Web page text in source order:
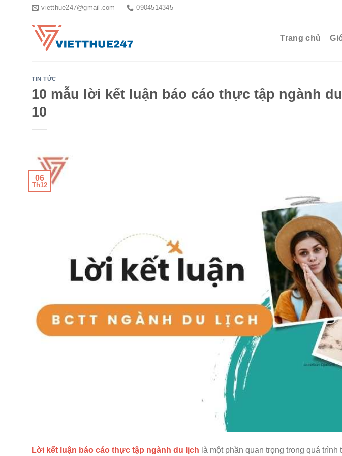
vietthue247@gmail.com 0904514345
Trang chủ
TIN TỨC
10 mẫu lời kết luận báo cáo thực tập ngành
10
06
Th12
Lời kết luận báo cáo thực tập ngành du lịch là một phần quan trọng trong quá